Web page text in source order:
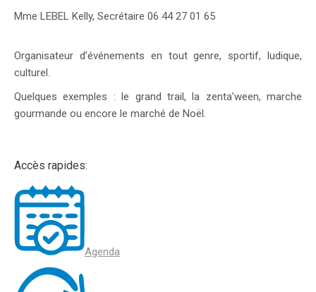
Mme LEBEL Kelly, Secrétaire 06 44 27 01 65
Organisateur d’événements en tout genre, sportif, ludique,
culturel.
Quelques exemples : le grand trail, la zenta’ween, marche
gourmande ou encore le marché de Noël.
Accès rapides:
Agenda